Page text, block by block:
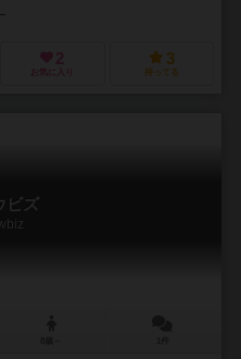
2
お気に入り
3
持ってる
ビズ